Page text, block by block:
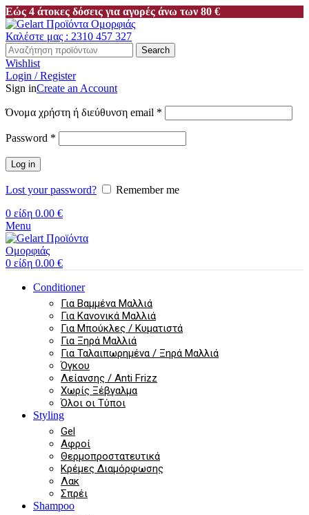
Εώς 4 άτοκες δόσεις για αγορές άνω των 80 €
Καλέστε μας : 2310 457 327
Search
Wishlist
Login / Register
Sign inCreate an Account
Όνομα χρήστη ή διεύθυνση email *
Password *
Log in
Lost your password?
Remember me
0 είδη 0.00 €
Menu
0 είδη 0.00 €
Conditioner
Για Βαμμένα Μαλλιά
Για Κανονικά Μαλλιά
Για Μπούκλες / Κυματιστά
Για Ξηρά Μαλλιά
Για Ταλαιπωρημένα / Ξηρά Μαλλιά
Όγκου
Λείανσης / Anti Frizz
Χωρίς Ξέβγαλμα
Όλοι οι Τύποι
Styling
Gel
Αφροί
Θερμοπροστατευτικά
Κρέμες Διαμόρφωσης
Λακ
Σπρέι
Shampoo